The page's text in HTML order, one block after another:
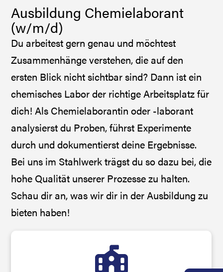
Ausbildung Chemielaborant
(w/m/d)
Du arbeitest gern genau und möchtest
Zusammenhänge verstehen, die auf den
ersten Blick nicht sichtbar sind? Dann ist ein
chemisches Labor der richtige Arbeitsplatz für
dich! Als Chemielaborantin oder -laborant
analysierst du Proben, führst Experimente
durch und dokumentierst deine Ergebnisse.
Bei uns im Stahlwerk trägst du so dazu bei, die
hohe Qualität unserer Prozesse zu halten.
Schau dir an, was wir dir in der Ausbildung zu
bieten haben!